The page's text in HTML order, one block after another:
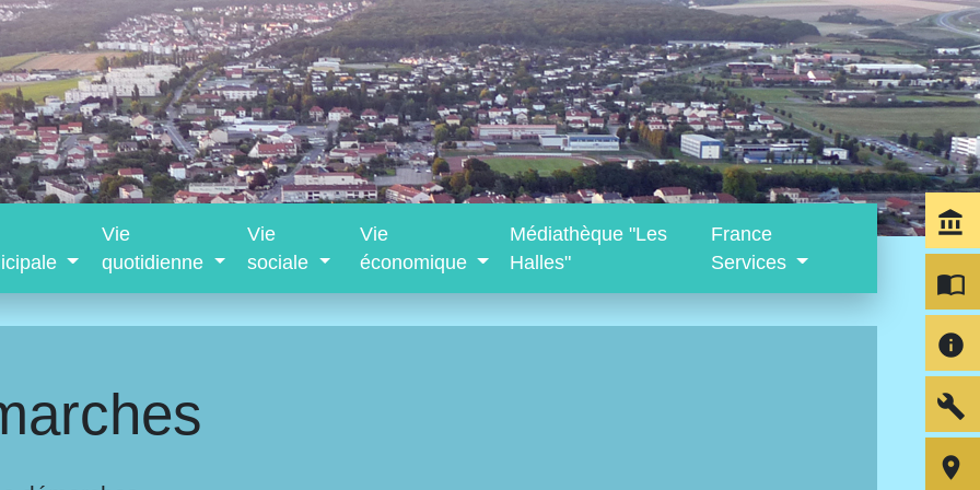
Vie
quotidienne
Vie
sociale
Vie
économique
Médiathèque "Les
Halles"
France
Services
account_balance
import_contacts
info
build
room